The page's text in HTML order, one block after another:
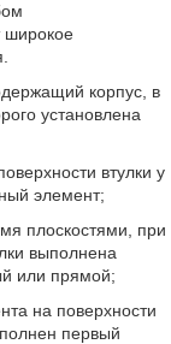
широкое
корпус, в
установлена
втулки у
элемент;
плоскостями, при
выполнена
или прямой;
на поверхности
первый